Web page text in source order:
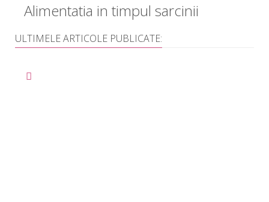
Alimentatia in timpul sarcinii
ULTIMELE ARTICOLE PUBLICATE: